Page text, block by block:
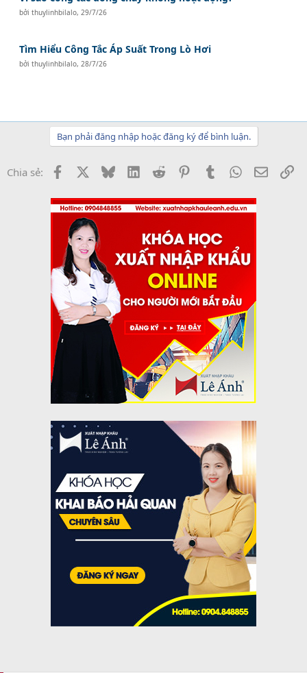
bởithuylinhbilalo, 29/7/26
Tìm Hiểu Công Tắc Áp Suất Trong Lò Hơi
bởithuylinhbilalo, 28/7/26
Bạn phải đăng nhập hoặc đăng ký để bình luận.
Chia sẻ: Facebook BlueskyLinkedInReddit PinterestTumblrWhatsApp
Email